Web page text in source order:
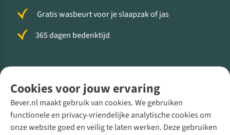
Cookies voor jouw ervaring
Bever.nl maakt gebruik van cookies. We gebruiken
functionele en privacy-vriendelijke analytische cookies om
onze website goed en veilig te laten werken. Deze gebruiken
Gratis wasbeurt voor je slaapzak of jas
365 dagen bedenktijd
Direct advies van een Buitenexpert